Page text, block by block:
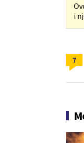
i
7